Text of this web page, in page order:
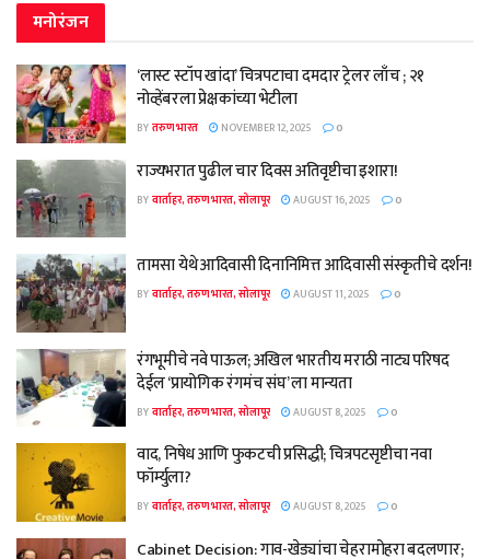
मनोरंजन
‘लास्ट स्टॉप खांदा’ चित्रपटाचा दमदार ट्रेलर लाँच ; २१
नोव्हेंबरला प्रेक्षकांच्या भेटीला
BYतरुण भारत NOVEMBER 12, 2025 0
राज्यभरात पुढील चार दिवस अतिवृष्टीचा इशारा!
BYवार्ताहर, तरुण भारत, सोलापूर AUGUST 16, 2025 0
तामसा येथे आदिवासी दिनानिमित्त आदिवासी संस्कृतीचे दर्शन!
BYवार्ताहर, तरुण भारत, सोलापूर AUGUST 11, 2025 0
रंगभूमीचे नवे पाऊल; अखिल भारतीय मराठी नाट्य परिषद
देईल ‘प्रायोगिक रंगमंच संघ’ ला मान्यता
BYवार्ताहर, तरुण भारत, सोलापूर AUGUST 8, 2025 0
वाद, निषेध आणि फुकटची प्रसिद्धी; चित्रपटसृष्टीचा नवा
फॉर्म्युला?
BYवार्ताहर, तरुण भारत, सोलापूर AUGUST 8, 2025 0
Cabinet Decision: गाव-खेड्यांचा चेहरामोहरा बदलणार;